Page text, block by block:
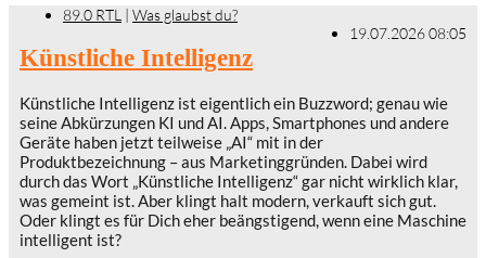
89.0 RTL | Was glaubst du?
19.07.2026 08:05
Künstliche Intelligenz
Künstliche Intelligenz ist eigentlich ein Buzzword; genau wie
seine Abkürzungen KI und AI. Apps, Smartphones und andere
Geräte haben jetzt teilweise „AI“ mit in der
Produktbezeichnung – aus Marketinggründen. Dabei wird
durch das Wort „Künstliche Intelligenz“ gar nicht wirklich klar,
was gemeint ist. Aber klingt halt modern, verkauft sich gut.
Oder klingt es für Dich eher beängstigend, wenn eine Maschine
intelligent ist?